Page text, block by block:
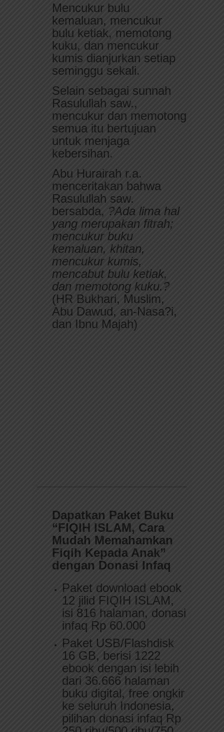
Mencukur bulu
kemaluan, mencukur
bulu ketiak, memotong
kuku, dan mencukur
kumis dianjurkan setiap
seminggu sekali.
Selain sebagai sunnah
Rasulullah saw.,
mencukur dan memotong
semua itu bertujuan
untuk menjaga
kebersihan.
Abu Hurairah r.a.
menceritakan bahwa
Rasulullah saw.
bersabda, ?Ada lima hal
yang merupakan fitrah;
mencukur buku
kemaluan, khitan,
mencukur kumis,
mencabut bulu ketiak,
dan memotong kuku.?
(HR Bukhari, Muslim,
Abu Dawud, an-Nasa?i,
dan Ibnu Majah)
Dapatkan Paket Buku
“FIQIH ISLAM, Cara
Mudah Memahamkan
Fiqih Kepada Anak”
dengan Donasi Infaq
Paket download ebook
12 jilid FIQIH ISLAM,
isi 816 halaman, donasi
infaq Rp 60.000
Paket USB/Flashdisk
16 GB, berisi 1222
ebook dengan isi lebih
dari 36.666 halaman
buku digital, free ongkir
ke seluruh Indonesia,
pilihan donasi infaq Rp